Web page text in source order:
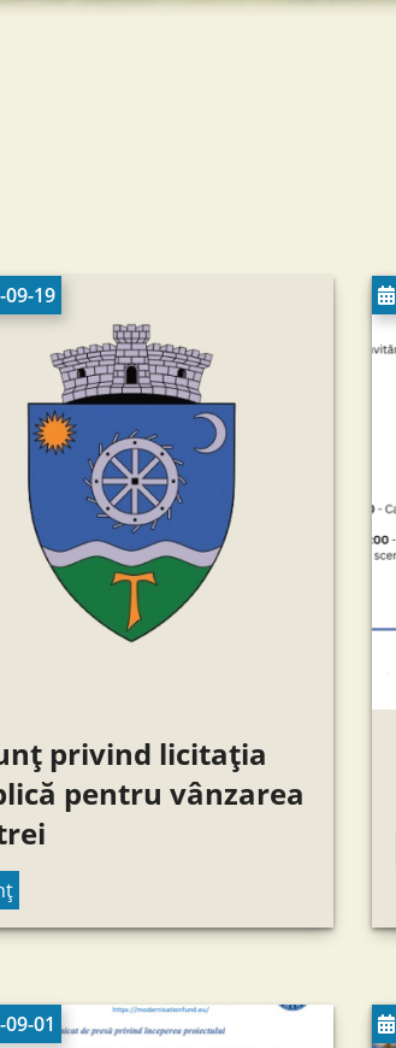
09-19
privind licitația
pentru vânzarea
01